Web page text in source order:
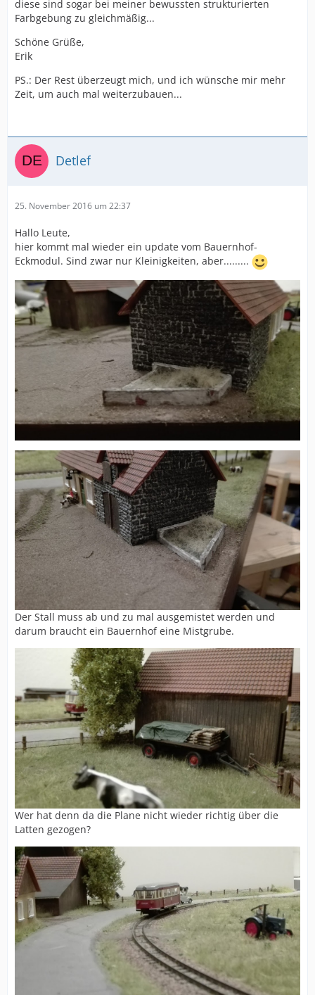
diese sind sogar bei meiner bewussten strukturierten
Farbgebung zu gleichmäßig...
Schöne Grüße,
Erik
PS.: Der Rest überzeugt mich, und ich wünsche mir mehr
Zeit, um auch mal weiterzubauen...
Detlef
25. November 2016 um 22:37
Hallo Leute,
hier kommt mal wieder ein update vom Bauernhof-
Eckmodul. Sind zwar nur Kleinigkeiten, aber.........
Der Stall muss ab und zu mal ausgemistet werden und
darum braucht ein Bauernhof eine Mistgrube.
Wer hat denn da die Plane nicht wieder richtig über die
Latten gezogen?